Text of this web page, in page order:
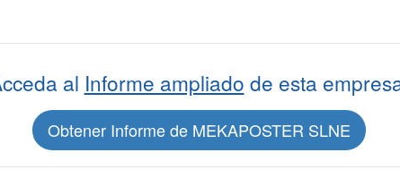
al Informe ampliado de esta
Obtener Informe de MEKAPOSTER SLNE